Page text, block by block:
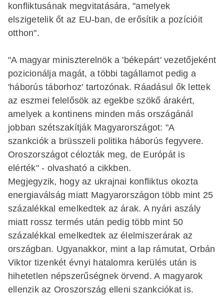
konfliktusának megvitatására, "amelyek
elszigetelik őt az EU-ban, de erősítik a pozícióit
otthon".
"A magyar miniszterelnök a 'békepárt' vezetőjeként
pozicionálja magát, a többi tagállamot pedig a
'háborús táborhoz' tartozónak. Ráadásul ők lettek
az eszmei felelősök az egekbe szökő árakért,
amelyek a kontinens minden más országánál
jobban szétszakítják Magyarországot: "A
szankciók a brüsszeli politika háborús fegyvere.
Oroszországot célozták meg, de Európát is
elérték" - olvasható a cikkben.
Megjegyzik, hogy az ukrajnai konfliktus okozta
energiaválság miatt Magyarországon több mint 25
százalékkal emelkedtek az árak. A nyári aszály
miatt rossz termés után pedig több mint 50
százalékkal emelkedtek az élelmiszerárak az
országban. Ugyanakkor, mint a lap rámutat, Orbán
Viktor tizenkét évnyi hatalomra kerülés után is
hihetetlen népszerűségnek örvend. A magyarok
ellenzik az Oroszország elleni szankciókat is.